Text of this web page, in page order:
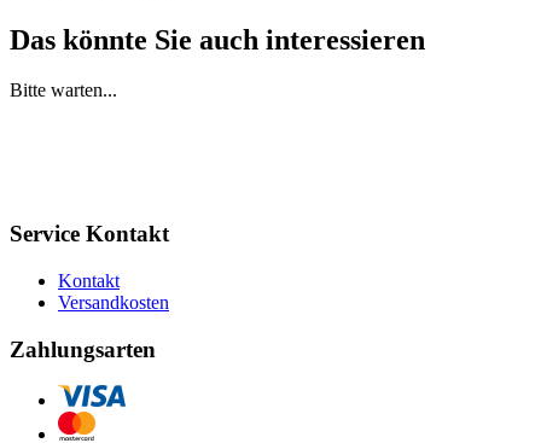
Das könnte Sie auch interessieren
Bitte warten...
Service Kontakt
Kontakt
Versandkosten
Zahlungsarten